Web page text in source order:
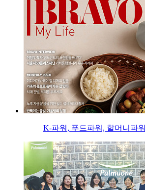
K-파워, 푸드파워, 할머니파워